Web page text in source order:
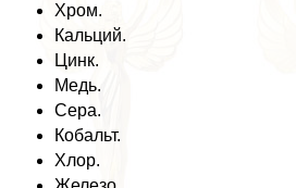
Хром.
Кальций.
Цинк.
Медь.
Сера.
Кобальт.
Хлор.